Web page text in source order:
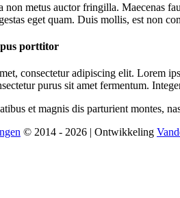
non metus auctor fringilla. Maecenas
eget quam. Duis mollis, est non
porttitor
consectetur adipiscing elit. Lorem
purus sit amet fermentum.
et magnis dis parturient montes,
© 2014 - 2026 | Ontwikkeling